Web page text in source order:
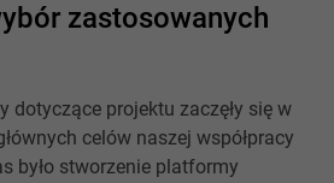
zastosowanych
dotyczące projektu zaczęły się w
celów naszej współpracy
było stworzenie platformy